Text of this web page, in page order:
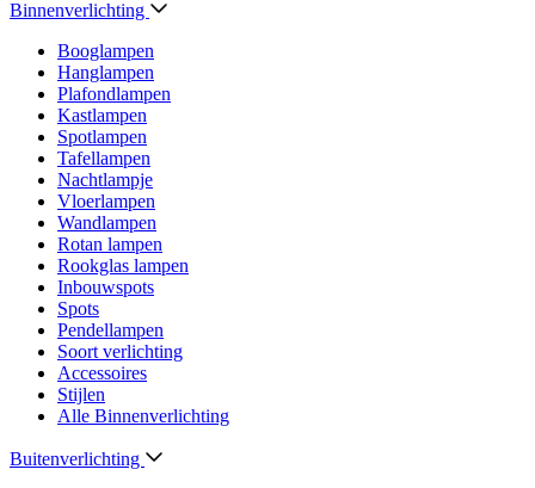
Binnenverlichting
Booglampen
Hanglampen
Plafondlampen
Kastlampen
Spotlampen
Tafellampen
Nachtlampje
Vloerlampen
Wandlampen
Rotan lampen
Rookglas lampen
Inbouwspots
Spots
Pendellampen
Soort verlichting
Accessoires
Stijlen
Alle Binnenverlichting
Buitenverlichting